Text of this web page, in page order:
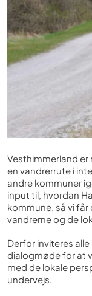
Vesthimmerland
en vandrerrute i
andre kommuner
input til, hvordan
kommune, så vi
vandrerne og de
Derfor inviteres
dialogmøde for at
med de lokale
undervejs.